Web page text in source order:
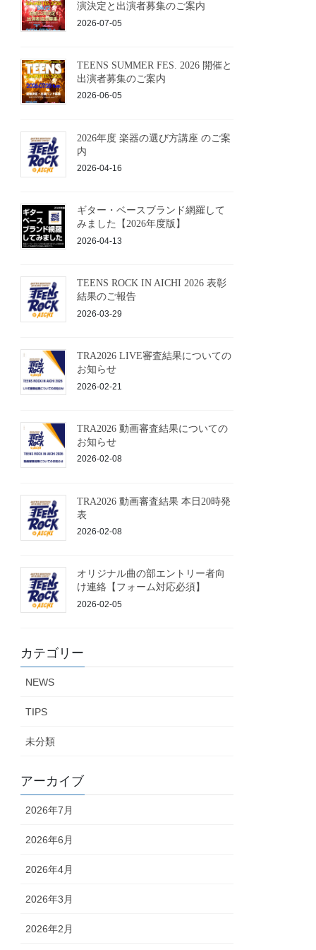
演決定と出演者募集のご案内
2026-07-05
TEENS SUMMER FES. 2026 開催と
出演者募集のご案内
2026-06-05
2026年度 楽器の選び方講座 のご案
内
2026-04-16
ギター・ベースブランド網羅して
みました【2026年度版】
2026-04-13
TEENS ROCK IN AICHI 2026 表彰
結果のご報告
2026-03-29
TRA2026 LIVE審査結果についての
お知らせ
2026-02-21
TRA2026 動画審査結果についての
お知らせ
2026-02-08
TRA2026 動画審査結果 本日20時発
表
2026-02-08
オリジナル曲の部エントリー者向
け連絡【フォーム対応必須】
2026-02-05
カテゴリー
NEWS
TIPS
未分類
アーカイブ
2026年7月
2026年6月
2026年4月
2026年3月
2026年2月